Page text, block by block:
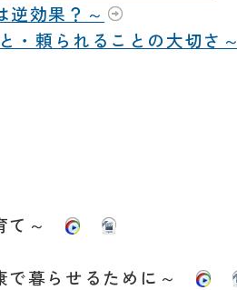
効果？～
・頼られることの大切さ～
育て～
で暮らせるために～